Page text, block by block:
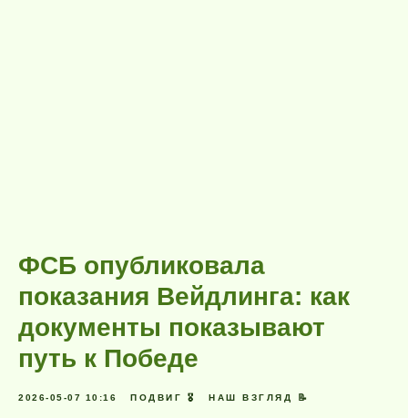
ФСБ опубликовала
показания Вейдлинга: как
документы показывают
путь к Победе
2026-05-07 10:16 ПОДВИГ 🎖️ НАШ ВЗГЛЯД 📝